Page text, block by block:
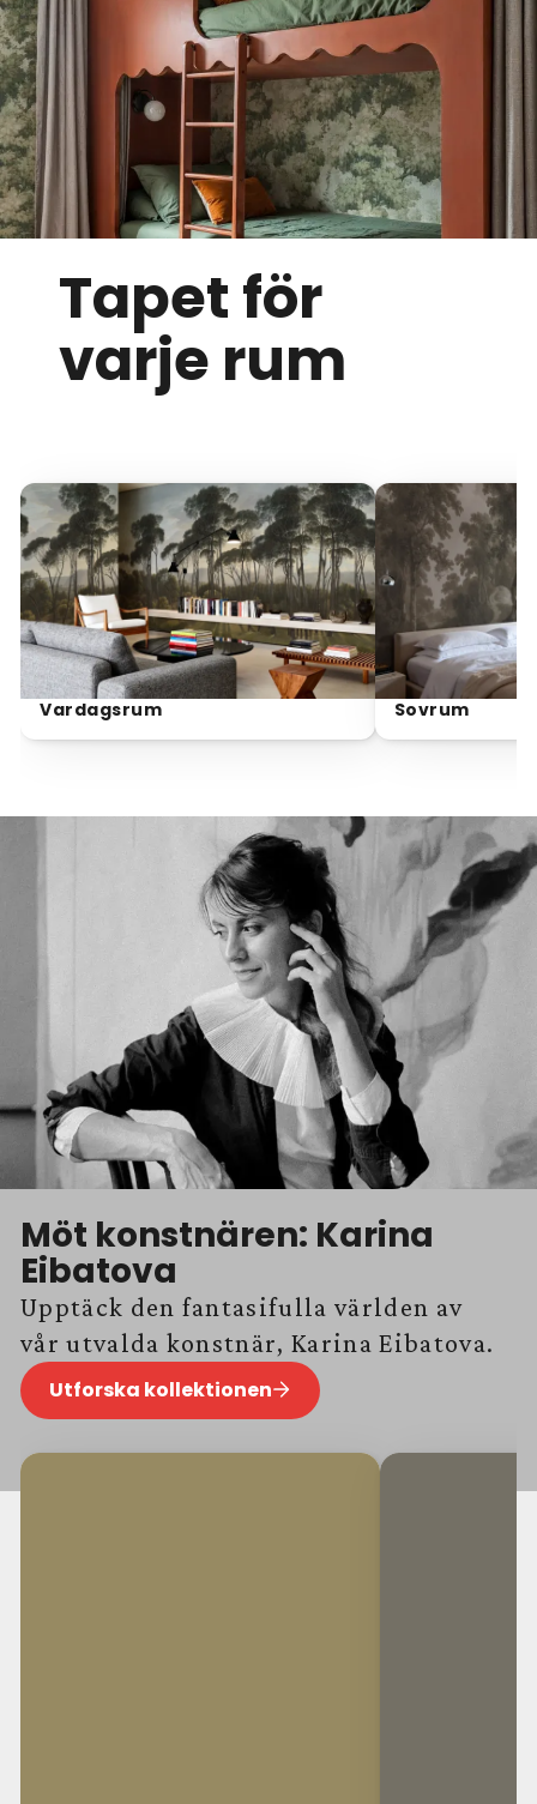
Tapet för
varje rum
Vardagsrum Sovrum
Möt konstnären: Karina
Eibatova
Upptäck den fantasifulla världen av
vår utvalda konstnär, Karina Eibatova.
Utforska kollektionen